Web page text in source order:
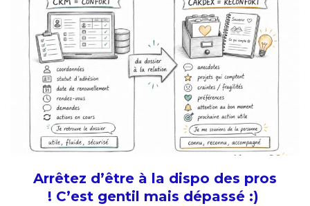
Arrêtez d’être à la dispo des pros
! C’est gentil mais dépassé :)